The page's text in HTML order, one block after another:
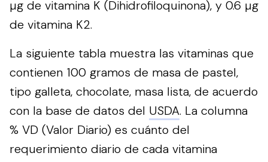
µg de vitamina K (Dihidrofiloquinona), y 0.6 µg
de vitamina K2.
La siguiente tabla muestra las vitaminas que
contienen 100 gramos de masa de pastel,
tipo galleta, chocolate, masa lista, de acuerdo
con la base de datos del USDA. La columna
% VD (Valor Diario) es cuánto del
requerimiento diario de cada vitamina